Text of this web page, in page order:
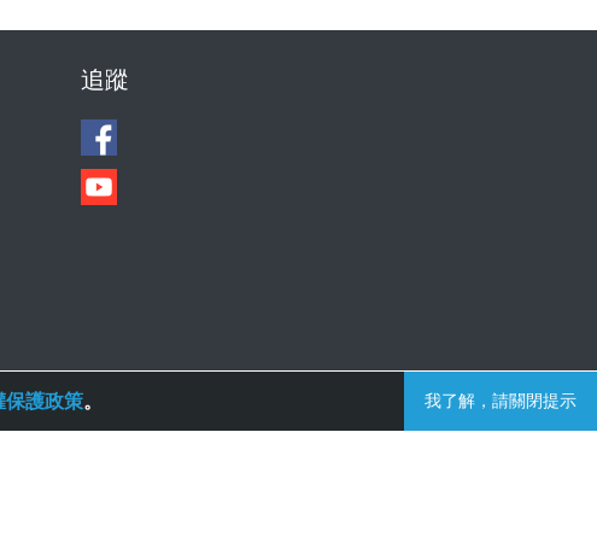
追蹤
保護政策。 我了解，請關閉提示